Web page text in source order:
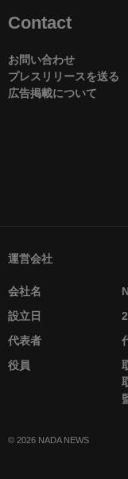
Contact
お問い合わせ
プレスリリースを送る
広告掲載について
運営会社
会社名
設立日
代表者
役員
© 2026 NADA NEWS